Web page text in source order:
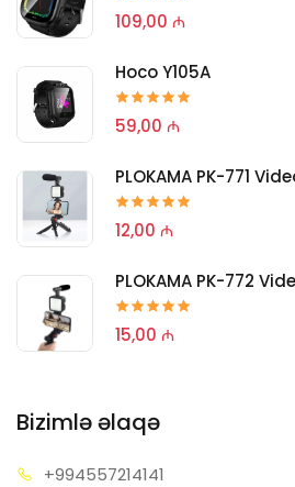
109,00 ₼
Hoco Y105A
59,00 ₼
PLOKAMA PK-771
12,00 ₼
PLOKAMA PK-772
15,00 ₼
Bizimlə əlaqə
+994557214141